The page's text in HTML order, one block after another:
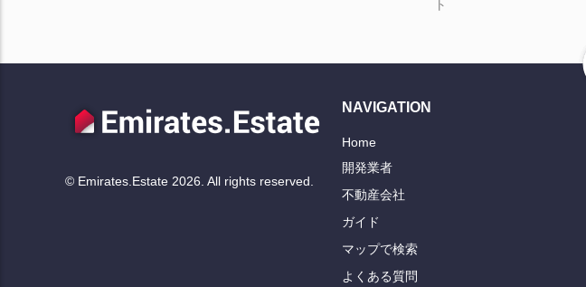
ト
© Emirates.Estate 2026. All rights reserved.
NAVIGATION
Home
開発業者
不動産会社
ガイド
マップで検索
よくある質問